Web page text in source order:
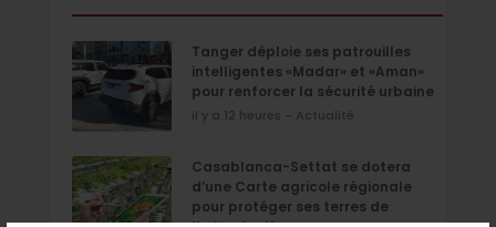
Tanger déploie ses patrouilles
intelligentes «Madar» et «Aman»
pour renforcer la sécurité urbaine
il y a 12 heures - Actualité
Casablanca-Settat se dotera
d’une Carte agricole régionale
pour protéger ses terres de